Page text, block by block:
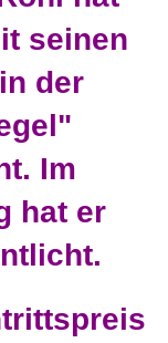
seinen
der
Im
hat er